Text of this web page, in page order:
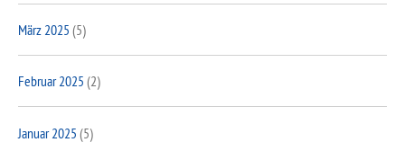
März 2025 (5)
Februar 2025 (2)
Januar 2025 (5)